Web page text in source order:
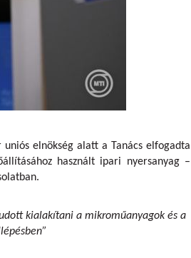
elnökség alatt a Tanács elfogadta
használt ipari nyersanyag –
kialakítani a mikroműanyagok és a